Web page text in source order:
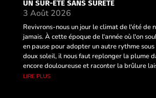
UN SUR-ÉTÉ SANS SÛRETÉ
3 Août 2026
Revivrons-nous un jour le climat de l'été de
jamais. À cette époque de l'année où l'on
en pause pour adopter un autre rythme
doux soleil, il nous faut replonger la plume
encore douloureuse et raconter la brûlure
lire plus